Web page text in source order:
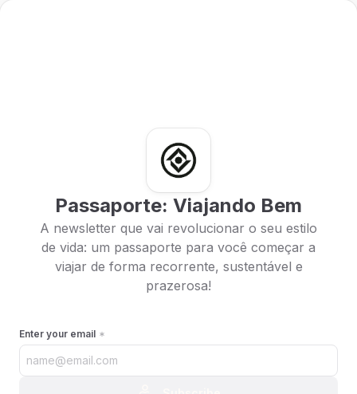
Passaporte: Viajando Bem
A newsletter que vai revolucionar o seu estilo
de vida: um passaporte para você começar a
viajar de forma recorrente, sustentável e
prazerosa!
Enter your email